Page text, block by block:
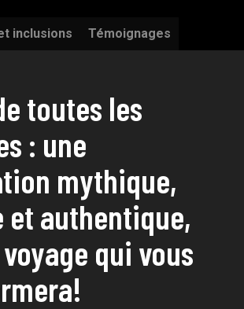
inclusions Témoignages
toutes les
: une
mythique,
authentique,
qui vous